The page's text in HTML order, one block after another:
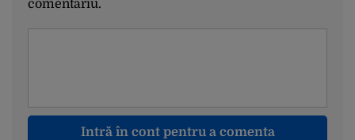
comentariu.
Intră în cont pentru a comenta